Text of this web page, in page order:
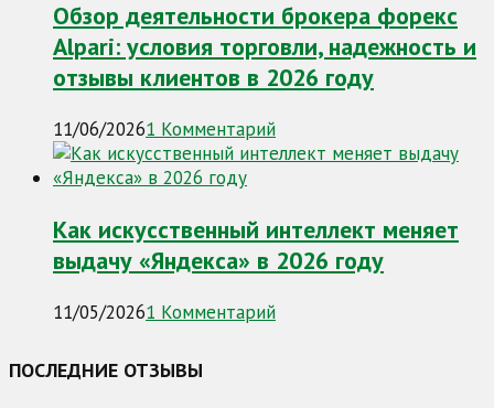
Обзор деятельности брокера форекс
Alpari: условия торговли, надежность и
отзывы клиентов в 2026 году
11/06/20261 Комментарий
Как искусственный интеллект меняет
выдачу «Яндекса» в 2026 году
11/05/20261 Комментарий
ПОСЛЕДНИЕ ОТЗЫВЫ